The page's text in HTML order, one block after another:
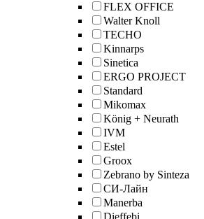
FLEX OFFICE
Walter Knoll
TECHO
Kinnarps
Sinetica
ERGO PROJECT
Standard
Mikomax
König + Neurath
IVM
Estel
Groox
Zebrano by Sinteza
СИ-Лайн
Manerba
Dieffebi